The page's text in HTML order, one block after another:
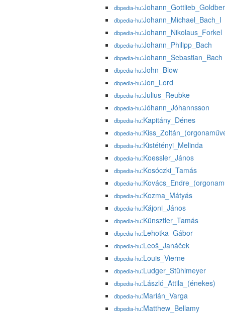
dbpedia-hu
dbpedia-hu:Johann_Michael_Bach_I
dbpedia-hu:Johann_Nikolaus_Forkel
dbpedia-hu:Johann_Philipp_Bach
dbpedia-hu:Johann_Sebastian_Bach
dbpedia-hu:John_Blow
dbpedia-hu:Jon_Lord
dbpedia-hu:Julius_Reubke
dbpedia-hu:Jóhann_Jóhannsson
dbpedia-hu:Kapitány_Dénes
dbpedia-hu
dbpedia-hu:Kistétényi_Melinda
dbpedia-hu:Koessler_János
dbpedia-hu:Kosóczki_Tamás
dbpedia-hu
dbpedia-hu:Kozma_Mátyás
dbpedia-hu:Kájoni_János
dbpedia-hu:Künsztler_Tamás
dbpedia-hu:Lehotka_Gábor
dbpedia-hu:Leoš_Janáček
dbpedia-hu:Louis_Vierne
dbpedia-hu:Ludger_Stühlmeyer
dbpedia-hu:László_Attila_(énekes)
dbpedia-hu:Marián_Varga
dbpedia-hu:Matthew_Bellamy